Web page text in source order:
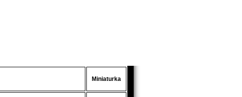
Miniaturka